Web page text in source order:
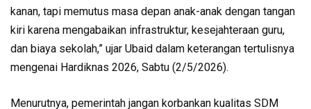
kanan, tapi memutus masa depan anak-anak dengan tangan
kiri karena mengabaikan infrastruktur, kesejahteraan guru,
dan biaya sekolah,” ujar Ubaid dalam keterangan tertulisnya
mengenai Hardiknas 2026, Sabtu (2/5/2026).
Menurutnya, pemerintah jangan korbankan kualitas SDM